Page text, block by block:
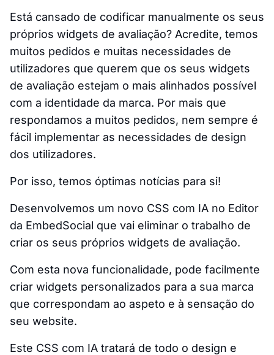
Está cansado de codificar manualmente os seus
próprios widgets de avaliação? Acredite, temos
muitos pedidos e muitas necessidades de
utilizadores que querem que os seus widgets
de avaliação estejam o mais alinhados possível
com a identidade da marca. Por mais que
respondamos a muitos pedidos, nem sempre é
fácil implementar as necessidades de design
dos utilizadores.
Por isso, temos óptimas notícias para si!
Desenvolvemos um novo CSS com IA no Editor
da EmbedSocial que vai eliminar o trabalho de
criar os seus próprios widgets de avaliação.
Com esta nova funcionalidade, pode facilmente
criar widgets personalizados para a sua marca
que correspondam ao aspeto e à sensação do
seu website.
Este CSS com IA tratará de todo o design e